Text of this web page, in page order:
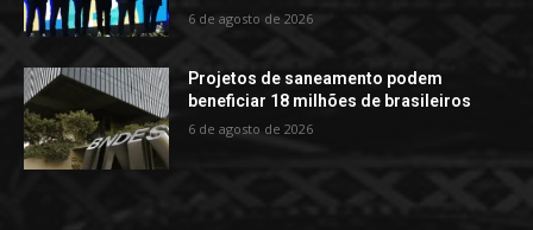
6 de agosto de 2026
Projetos de saneamento podem
beneficiar 18 milhões de brasileiros
6 de agosto de 2026